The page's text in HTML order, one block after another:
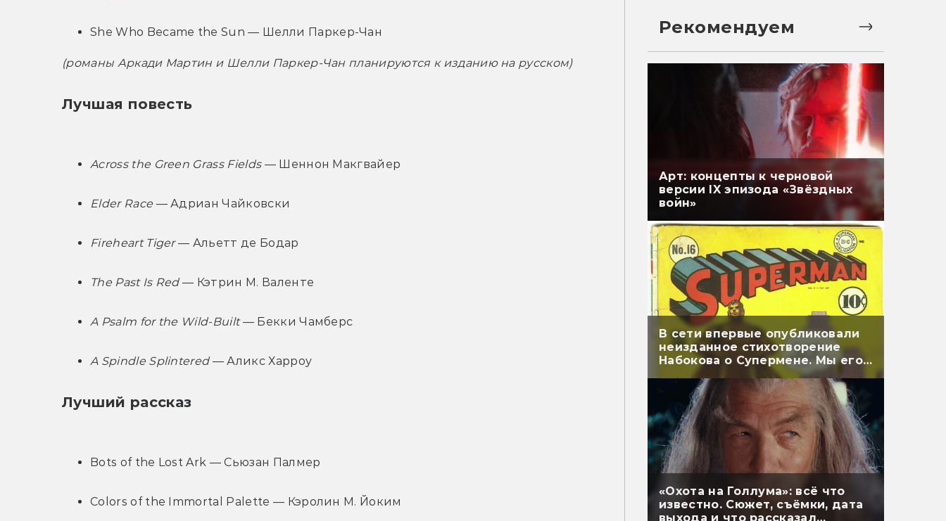
She Who Became the Sun — Шелли Паркер-Чан
(романы Аркади Мартин и Шелли Паркер-Чан планируются к изданию на русском)
Лучшая повесть
Across the Green Grass Fields — Шеннон Макгвайер
Elder Race — Адриан Чайковски
Fireheart Tiger — Альетт де Бодар
The Past Is Red — Кэтрин М. Валенте
A Psalm for the Wild-Built — Бекки Чамберс
A Spindle Splintered — Аликс Харроу
Лучший рассказ
Bots of the Lost Ark — Сьюзан Палмер
Colors of the Immortal Palette — Кэролин М. Йоким
Рекомендуем
Арт: концепты к черновой
версии IX эпизода «Звёздных
войн»
В сети впервые опубликовали
неизданное стихотворение
Набокова о Супермене. Мы его
перевели
«Охота на Голлума»: всё что
известно. Сюжет, съёмки, дата
выхода и что рассказал